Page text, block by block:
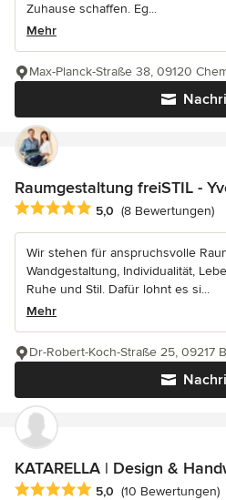
Zuhause schaffen. Eg...
Mehr
Max-Planck-Straße 38, 09120
Raumgestaltung freiSTIL -
Durchschnittliche Bewertung: 5
5,0 (8 Bewertungen)
Wir stehen für anspruchsvolle
Wandgestaltung, Individualität,
Ruhe und Stil. Dafür lohnt es si...
Mehr
Dr-Robert-Koch-Straße 25, 09217
KATARELLA | Design &
Durchschnittliche Bewertung: 5
5,0 (10 Bewertungen)